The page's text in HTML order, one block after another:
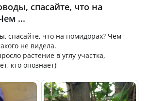
спасайте, что на
...
спасайте, что на помидорах? Чем
не видела.
растение в углу участка,
кто опознает)